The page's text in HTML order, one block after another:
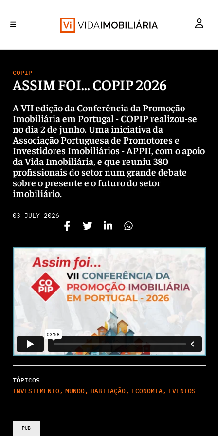
COPIP
ASSIM FOI... COPIP 2026
A VII edição da Conferência da Promoção
Imobiliária em Portugal - COPIP realizou-se
no dia 2 de junho. Uma iniciativa da
Associação Portuguesa de Promotores e
Investidores Imobiliários - APPII, com o apoio
da Vida Imobiliária, e que reuniu 380
profissionais do setor num grande debate
sobre o presente e o futuro do setor
imobiliário.
03 JULY 2026
TÓPICOS
INVESTIMENTO, MUNDO, HABITAÇÃO, ECONOMIA, EVENTOS
PUB